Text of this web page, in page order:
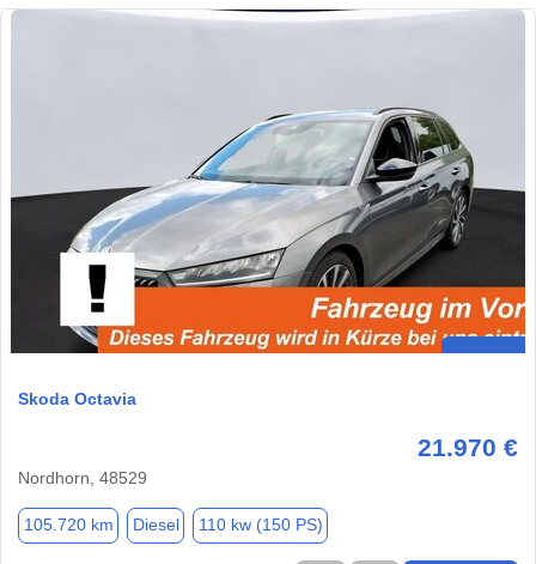
Skoda Octavia
21.970 €
Nordhorn, 48529
105.720 km Diesel 110 kw (150 PS)